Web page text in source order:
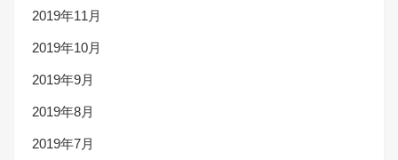
2019年11月
2019年10月
2019年9月
2019年8月
2019年7月